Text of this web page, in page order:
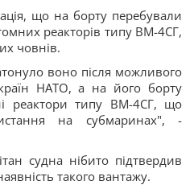
що на борту перебували
реакторів типу ВМ-4СГ,
човнів.
воно після можливого
НАТО, а на його борту
реактори типу ВМ-4СГ, що
на субмаринах", -
судна нібито підтвердив
такого вантажу.